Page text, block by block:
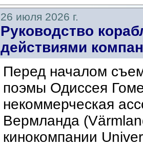
26 июля 2026 г.
Руководство
действиями
Перед началом
поэмы Одиссея
некоммерческая
Вермланда
кинокомпании